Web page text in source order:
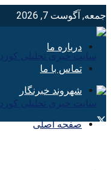
جمعه, آگوست 7, 2026
درباره ما
تماس با ما
شهروند خبرنگار
صفحه اصلی